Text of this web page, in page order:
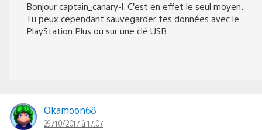
Bonjour captain_canary-l. C’est en effet le seul moyen.
Tu peux cependant sauvegarder tes données avec le
PlayStation Plus ou sur une clé USB.
Okamoon68
29/10/2017 à 17:07